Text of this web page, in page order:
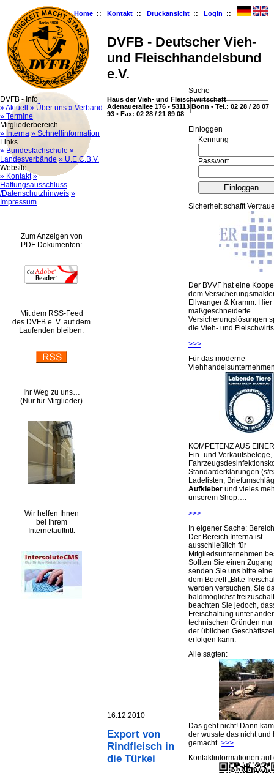
Home :: Kontakt :: Druckansicht :: LogIn ::
DVFB - Deutscher Vieh-
und Fleischhandelsbund
e.V.
Haus der Vieh- und Fleischwirtschaft
Adenauerallee 176 • 53113 Bonn • Tel.: 02 28 / 28 07
93 • Fax: 02 28 / 21 89 08
DVFB - Info
» Aktuell
» Über uns » Verband
» Termine
Mitgliederbereich
» Interna » Schnellinformation
Links
» Bundesfachschule »
Landesverbände » U.E.C.B.V.
Website
» Kontakt »
Haftungsausschluss
/Datenschutzhinweis »
Impressum
Zum Anzeigen von
PDF Dokumenten:
Mit dem RSS-Feed
des DVFB e. V. auf dem
Laufenden bleiben:
Ihr Weg zu uns…
(Nur für Mitglieder)
Wir helfen Ihnen
bei Ihrem
Internetauftritt:
16.12.2010
Export von
Rindfleisch in
die Türkei
Suche
Ein­log­gen
Kennung
Passwort
Sicherheit schafft
Der BVVF hat eine
dem
Ellwanger & Kramm.
maßgeschneiderte
Versicherungslösungen
die Vieh- und
>>>
Für das moderne
KOMPETENZ AUS
Ein- und Verkaufsbelege,
Standarderklärungen (
Ladelisten,
Aufkleber und vieles
unserem Shop….
>>>
In eigener Sache:
Der Bereich Interna ist
ausschließlich für
Mitgliedsunternehmen
Sollten Sie einen
senden Sie uns bitte
dem Betreff „Bitte
werden versuchen, Sie
baldmöglichst
beachten Sie jedoch,
Freischaltung unter
technischen Gründen
der üblichen
erfolgen kann.
Alle sagten:
Das geht nicht! Dann
der wusste das nicht und
gemacht. >>>
Kontaktinformationen